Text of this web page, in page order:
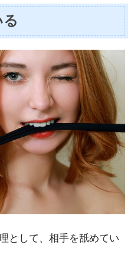
として、相手を舐めてい